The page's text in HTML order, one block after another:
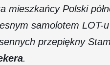
mieszkańcy Polski
samolotem LOT-
przepiękny
.